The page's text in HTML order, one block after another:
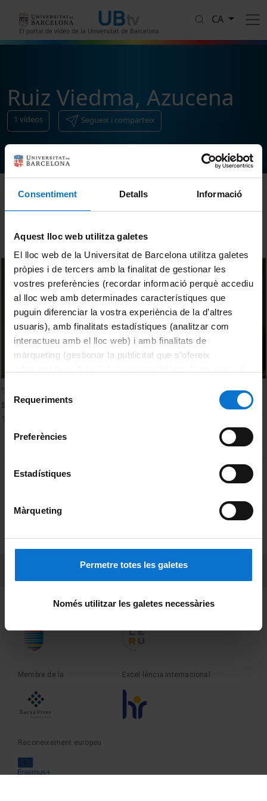
Consentiment Detalls Informació
Aquest lloc web utilitza galetes
El lloc web de la Universitat de Barcelona utilitza galetes
pròpies i de tercers amb la finalitat de gestionar les
vostres preferències (recordar informació perquè accediu
al lloc web amb determinades característiques que
puguin diferenciar la vostra experiència de la d’altres
usuaris), amb finalitats estadístiques (analitzar com
interactueu amb el lloc web) i amb finalitats de
màrqueting (gestionar la publicitat que s’ofereix
consultar laPolítica de galetes del lloc web de la
de Requeriments
Preferències
Estadístiques
Màrqueting
Permetre totes les galetes
Només utilitzar les galetes necessàries
El portal de vídeo de la Universitat de Barcelona
CA
Ruiz Viedma, Azucena
1 vídeos Segueix i comparteix
Ordenar
'Pràctiques femenines de relació davant la violència
sexual'
MENÚ PEU 1
Privadesa i termes
Sobre UBtv
Fundadora de la Membre de la
Membre de la Excel·lència internacional
Reconeixement europeu